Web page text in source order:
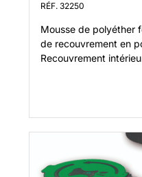
RÉF. 32250
Mousse de polyéther
de recouvrement en
Recouvrement